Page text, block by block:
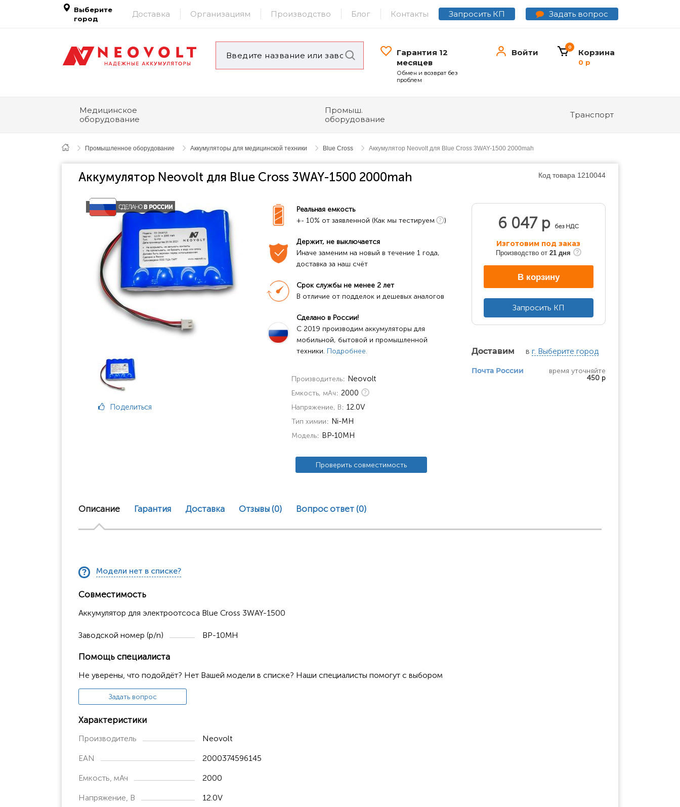
Выберите
город
Доставка Организациям Производство Блог Контакты Запросить КП Задать вопрос
Гарантия 12
месяцев
Обмен и возврат без
проблем
Войти Корзина
0
0 р
Медицинское
оборудование
Промыш.
оборудование
Транспорт
Промышленное оборудование Аккумуляторы для медицинской техники Blue Cross Аккумулятор Neovolt для Blue Cross 3WAY-1500 2000mah
Аккумулятор Neovolt для Blue Cross 3WAY-1500 2000mah Код товара 1210044
Поделиться
Реальная емкость
+- 10% от заявленной (Как мы тестируем
)
Держит, не выключается
Иначе заменим на новый в течение 1 года,
доставка за наш счёт
Срок службы не менее 2 лет
В отличие от подделок и дешевых аналогов
Сделано в России!
C 2019 производим аккумуляторы для
мобильной, бытовой и промышленной
техники. Подробнее.
Производитель Neovolt
Емкость, мАч 2000
Напряжение, В 12.0V
Тип химии Ni-MH
Модель BP-10MH
Проверить совместимость
6 047 р без НДС
Изготовим под заказ
Производство от 21 дня
В корзину
Запросить КП
Доставим в г. Выберите город
Почта России
время уточняйте
450 р
Описание Гарантия Доставка Отзывы (0) Вопрос ответ (0)
Модели нет в списке?
Совместимость
Аккумулятор для электроотсоса Blue Cross 3WAY-1500
Заводской номер (p/n) BP-10MH
Помощь специалиста
Не уверены, что подойдёт? Нет Вашей модели в списке? Наши специалисты помогут с выбором
Задать вопрос
Характеристики
Производитель Neovolt
EAN 2000374596145
Емкость, мАч 2000
Напряжение, В 12.0V